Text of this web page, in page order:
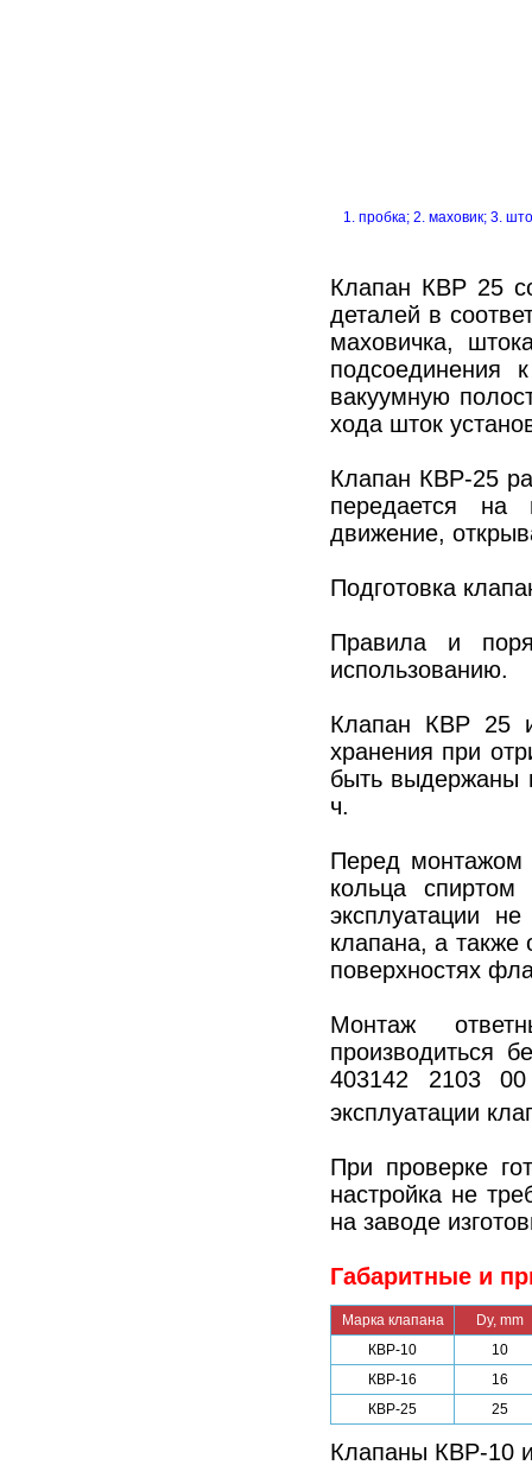
1. пробка; 2. маховик; 3.
Клапан КВР 25
деталей в
маховичка,
подсоединения
вакуумную
хода шток
Клапан КВР-25
передается на
движение,
Подготовка
Правила и
использованию.
Клапан КВР 25
хранения при
быть выдержаны
ч.
Перед монтажом
кольца
эксплуатации
клапана, а также
поверхностях
Монтаж
производиться
403142 2103
эксплуатации
При проверке
настройка не
на заводе
Габаритные и
Марка клапана
Dy, mm
КВР-10
10
КВР-16
16
КВР-25
25
Клапаны КВР-10